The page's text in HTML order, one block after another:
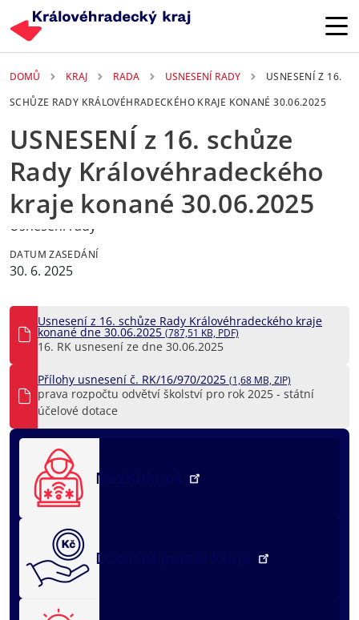
DOMŮ KRAJ RADA USNESENÍ RADY
USNESENÍ Z 16.
SCHŮZE RADY KRÁLOVÉHRADECKÉHO KRAJE KONANÉ 30.06.2025
USNESENÍ z 16. schůze
Rady Královéhradeckého
kraje konané 30.06.2025
NežKlikneš
Dotační portál kraje
TYP USNESENÍ
Usnesení rady
DATUM ZASEDÁNÍ
30. 6. 2025
Usnesení z 16. schůze Rady Královéhradeckého kraje
konané dne 30.06.2025(787,51 KB, PDF)
16. RK usnesení ze dne 30.06.2025
Přílohy usnesení č. RK/16/970/2025 (1,68 MB, ZIP)
prava rozpočtu odvětví školství pro rok 2025 - státní
účelové dotace